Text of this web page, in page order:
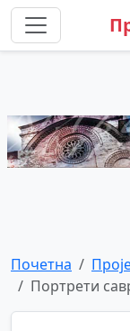
Почетна
Портрети